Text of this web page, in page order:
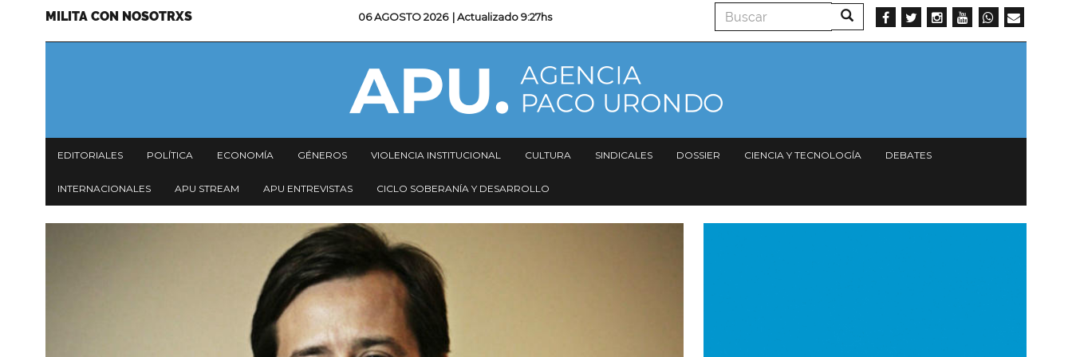
Menu
MILITA CON NOSOTRXS 06 AGOSTO 2026 | Actualizado9:27hs Buscar Buscar
Navegación
principal
EDITORIALES POLÍTICA ECONOMÍA GÉNEROS VIOLENCIA INSTITUCIONAL CULTURA SINDICALES DOSSIER CIENCIA Y TECNOLOGÍA DEBATES
INTERNACIONALES APU STREAM APU ENTREVISTAS CICLO SOBERANÍA Y DESARROLLO